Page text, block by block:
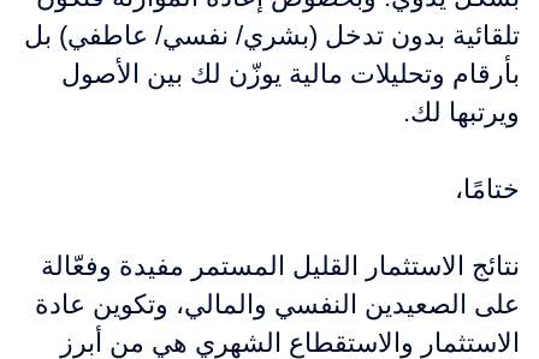
تلقائية بدون تدخل (بشري/ نفسي/ عاطفي) بل
بأرقام وتحليلات مالية يوزّن لك بين الأصول
ويرتبها لك.
ختامًا،
نتائج الاستثمار القليل المستمر مفيدة وفعّالة
على الصعيدين النفسي والمالي، وتكوين عادة
الاستثمار والاستقطاع الشهري هي من أبرز